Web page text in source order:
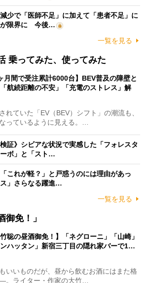
減少で「医師不足」に加えて「患者不足」に
が限界に 今後…
一覧を見る
乗ってみた、使ってみた
月間で受注累計6000台】BEV普及の障壁と
航続距離の不安」「充電のストレス」解
ていた「EV（BEV）シフト」の潮流も、
っているように見える。…
検証》シビアな状況で実感した「フォレスタ
ボ」と「スト…
これが軽？」と戸惑うのには理由があっ
」さらなる躍進…
一覧を見る
御免！」
竹聡の昼酒御免！】「ネグローニ」「山崎」
ンハッタン」新宿三丁目の隠れ家バーで1…
いいものだが、昼から飲むお酒にはまた格
ライター・作家の大竹…